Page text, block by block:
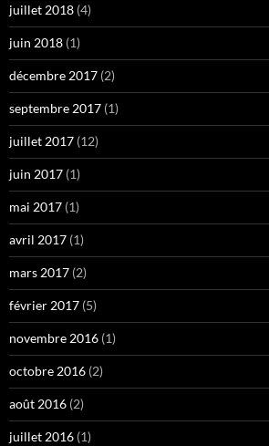
juillet 2018 (4)
juin 2018 (1)
décembre 2017 (2)
septembre 2017 (1)
juillet 2017 (12)
juin 2017 (1)
mai 2017 (1)
avril 2017 (1)
mars 2017 (2)
février 2017 (5)
novembre 2016 (1)
octobre 2016 (2)
août 2016 (2)
juillet 2016 (1)